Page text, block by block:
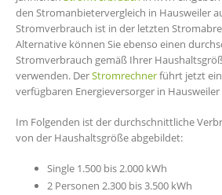
den Stromanbietervergleich in Hausweiler
Stromverbrauch ist in der letzten
Alternative können Sie ebenso einen
Stromverbrauch gemäß Ihrer
verwenden. DerStromrechnerführt jetzt
verfügbaren Energieversorger in
Im Folgenden ist der durchschnittliche
von der Haushaltsgröße abgebildet:
Single 1.500 bis 2.000 kWh
2 Personen 2.300 bis 3.500 kWh